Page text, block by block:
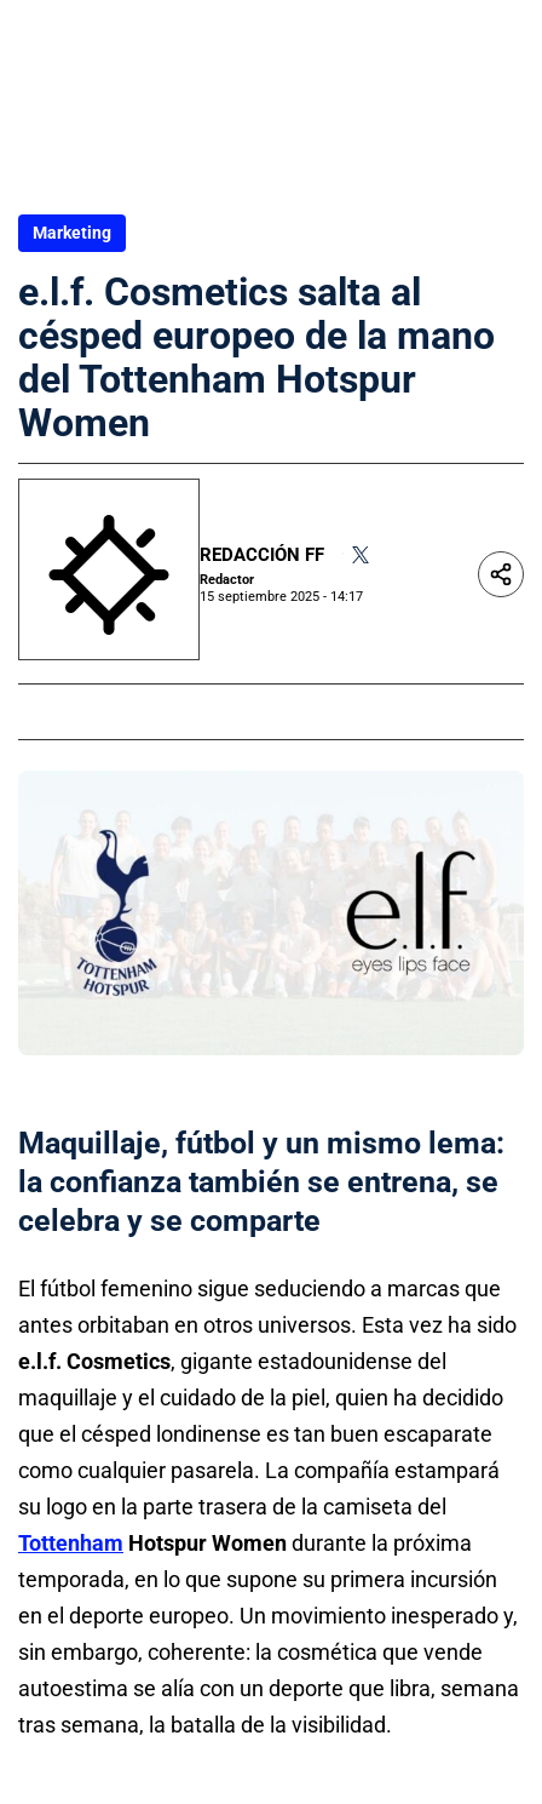
Marketing
e.l.f. Cosmetics salta al
césped europeo de la mano
del Tottenham Hotspur
Women
REDACCIÓN FF
Redactor
15 septiembre 2025 - 14:17
Maquillaje, fútbol y un mismo lema:
la confianza también se entrena, se
celebra y se comparte
El fútbol femenino sigue seduciendo a marcas que
antes orbitaban en otros universos. Esta vez ha sido
e.l.f. Cosmetics, gigante estadounidense del
maquillaje y el cuidado de la piel, quien ha decidido
que el césped londinense es tan buen escaparate
como cualquier pasarela. La compañía estampará
su logo en la parte trasera de la camiseta del
Tottenham Hotspur Womendurante la próxima
temporada, en lo que supone su primera incursión
en el deporte europeo. Un movimiento inesperado y,
sin embargo, coherente: la cosmética que vende
autoestima se alía con un deporte que libra, semana
tras semana, la batalla de la visibilidad.